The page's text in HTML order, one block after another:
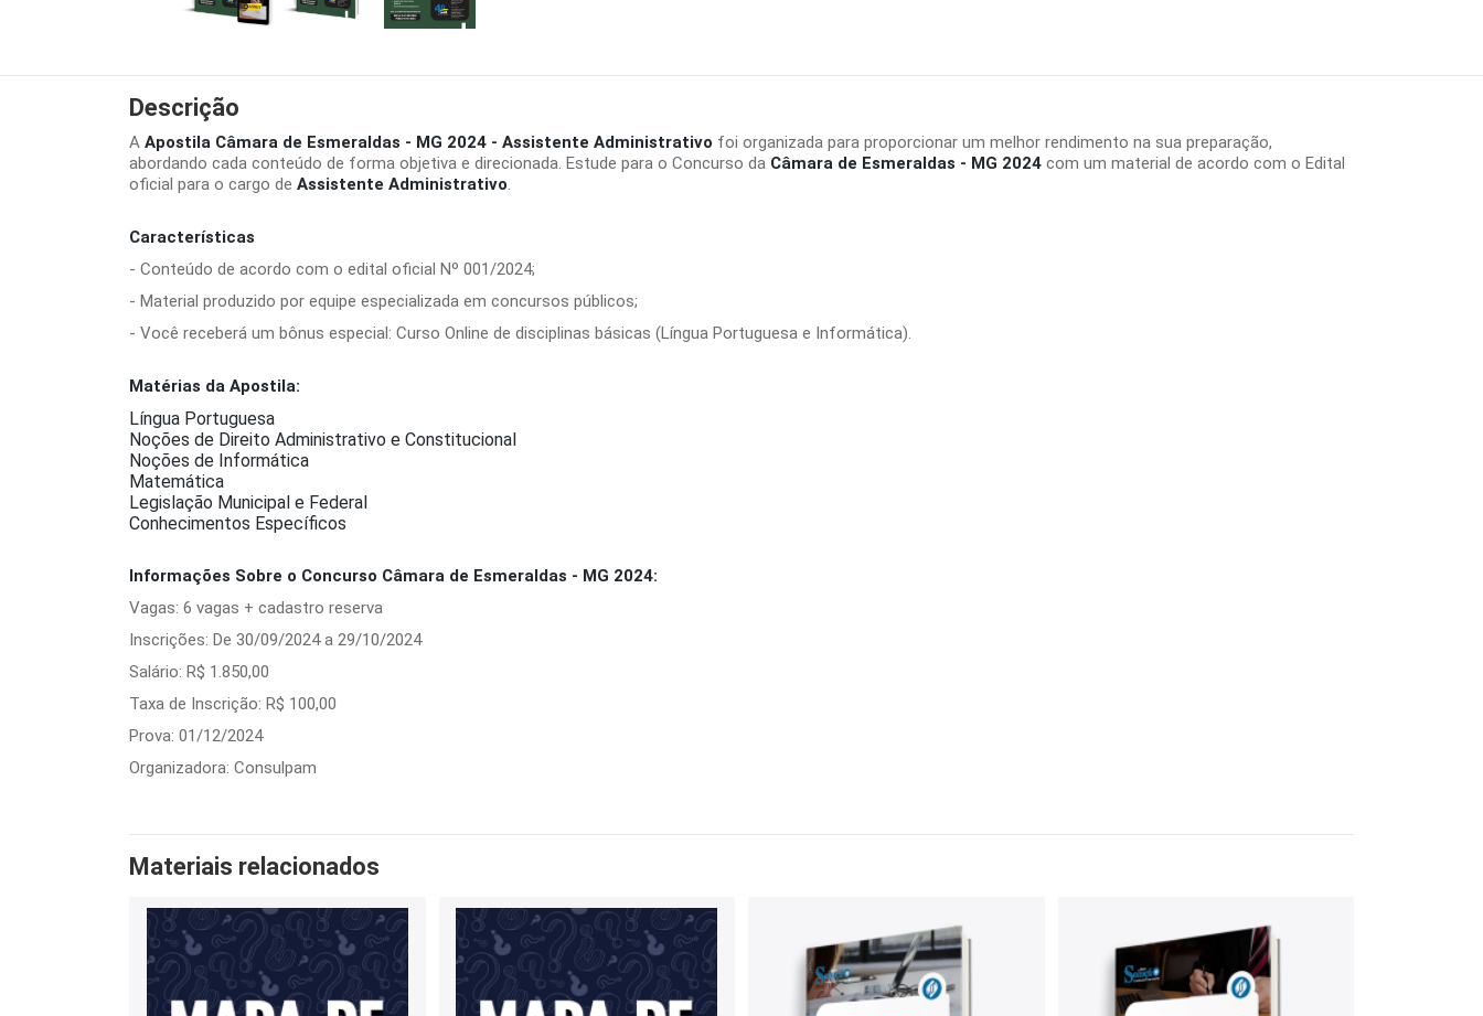
Descrição
A Apostila Câmara de Esmeraldas - MG 2024 - Assistente Administrativo foi organizada para proporcionar um melhor rendimento na sua preparação,
abordando cada conteúdo de forma objetiva e direcionada. Estude para o Concurso da Câmara de Esmeraldas - MG 2024 com um material de acordo com o Edital
oficial para o cargo de Assistente Administrativo.
Características
- Conteúdo de acordo com o edital oficial Nº 001/2024;
- Material produzido por equipe especializada em concursos públicos;
- Você receberá um bônus especial: Curso Online de disciplinas básicas (Língua Portuguesa e Informática).
Matérias da Apostila:
Língua Portuguesa
Noções de Direito Administrativo e Constitucional
Noções de Informática
Matemática
Legislação Municipal e Federal
Conhecimentos Específicos
Informações Sobre o Concurso Câmara de Esmeraldas - MG 2024:
Vagas: 6 vagas + cadastro reserva
Inscrições: De 30/09/2024 a 29/10/2024
Salário: R$ 1.850,00
Taxa de Inscrição: R$ 100,00
Prova: 01/12/2024
Organizadora: Consulpam
Materiais relacionados